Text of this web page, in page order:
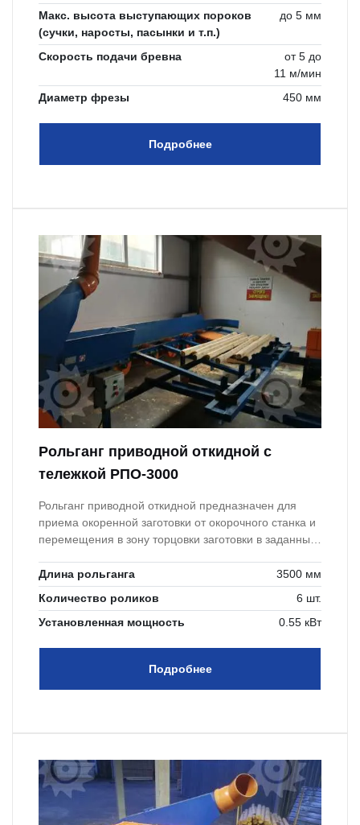
Макс. высота выступающих пороков
(сучки, наросты, пасынки и т.п.)
до 5 мм
Скорость подачи бревна
от 5 до
11 м/мин
Диаметр фрезы
450 мм
Подробнее
Рольганг приводной откидной с
тележкой РПО-3000
Рольганг приводной откидной предназначен для
приема окоренной заготовки от окорочного станка и
перемещения в зону торцовки заготовки в заданный
Длина рольганга
3500 мм
Количество роликов
6 шт.
Установленная мощность
0.55 кВт
Подробнее